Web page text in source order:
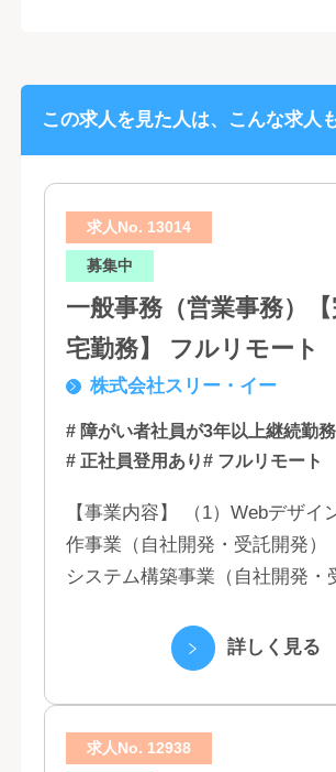
この求人を見た人は、こんな求人
求人No. 13014
募集中
一般事務（営業事務）
宅勤務】 フルリモート
株式会社スリー・イー
# 障がい者社員が3年以上継続勤
# 正社員登用あり# フルリモート
【事業内容】 （1）Webデザイ
作事業（自社開発・受託開発）
システム構築事業（自社開発・
（5）営業代行業務 （6...詳しく見る
求人No. 12938